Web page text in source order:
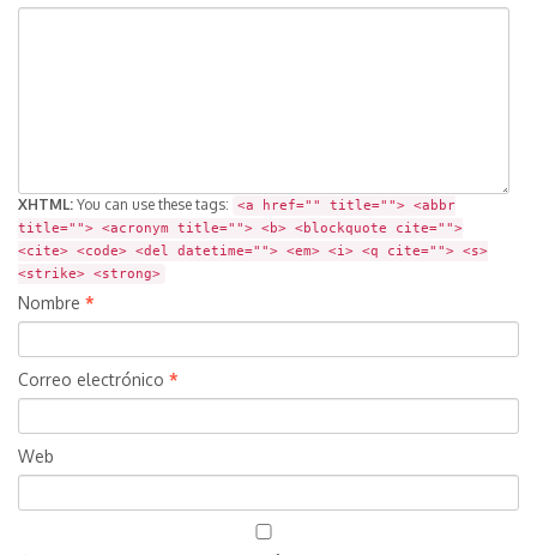
XHTML: You can use these tags:
<a href="" title=""> <abbr
title=""> <acronym title=""> <b> <blockquote cite="">
<cite> <code> <del datetime=""> <em> <i> <q cite=""> <s>
<strike> <strong>
Nombre *
Correo electrónico *
Web